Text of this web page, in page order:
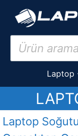
Products
search
Laptop
Laptop